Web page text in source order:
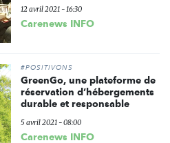
12 avril 2021 - 16:30
Carenews INFO
#POSITIVONS
GreenGo, une plateforme de
réservation d’hébergements
durable et responsable
5 avril 2021 - 08:00
Carenews INFO